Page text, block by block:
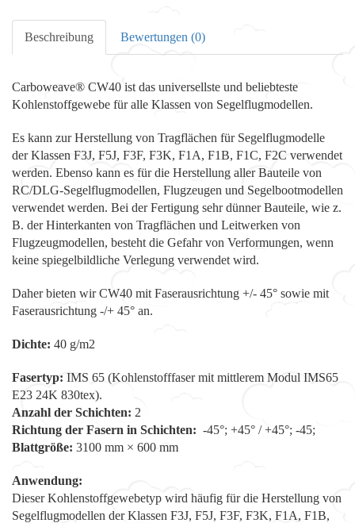
Beschreibung Bewertungen (0)
Carboweave® CW40 ist das universellste und beliebteste
Kohlenstoffgewebe für alle Klassen von Segelflugmodellen.
Es kann zur Herstellung von Tragflächen für Segelflugmodelle
der Klassen F3J, F5J, F3F, F3K, F1A, F1B, F1C, F2C verwendet
werden. Ebenso kann es für die Herstellung aller Bauteile von
RC/DLG-Segelflugmodellen, Flugzeugen und Segelbootmodellen
verwendet werden. Bei der Fertigung sehr dünner Bauteile, wie z.
B. der Hinterkanten von Tragflächen und Leitwerken von
Flugzeugmodellen, besteht die Gefahr von Verformungen, wenn
keine spiegelbildliche Verlegung verwendet wird.
Daher bieten wir CW40 mit Faserausrichtung +/- 45° sowie mit
Faserausrichtung -/+ 45° an.
Dichte: 40 g/m2
Fasertyp: IMS 65 (Kohlenstofffaser mit mittlerem Modul IMS65
E23 24K 830tex).
Anzahl der Schichten: 2
Richtung der Fasern in Schichten: -45°; +45° / +45°; -45;
Blattgröße: 3100 mm × 600 mm
Anwendung:
Dieser Kohlenstoffgewebetyp wird häufig für die Herstellung von
Segelflugmodellen der Klassen F3J, F5J, F3F, F3K, F1A, F1B,